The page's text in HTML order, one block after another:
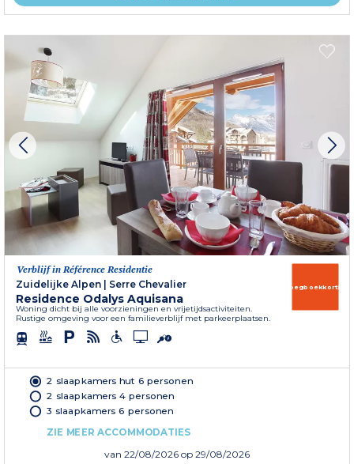
Verblijf in Référence Residentie
Zuidelijke Alpen
Serre Chevalier
Residence Odalys Aquisana
Woning dicht bij alle voorzieningen en vrijetijdsactiviteiten.
Rustige omgeving voor een familieverblijf met parkeerplaatsen.
Vroegboekkorting
2 slaapkamers hut 6 personen
2 slaapkamers 4 personen
3 slaapkamers 6 personen
ZIE MEER ACCOMMODATIES
van 22/08/2026 op 29/08/2026